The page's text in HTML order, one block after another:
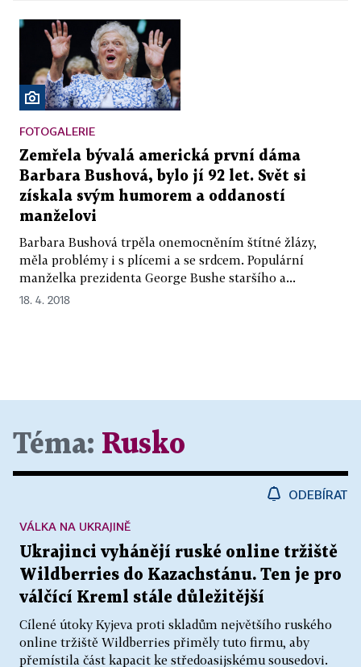
FOTOGALERIE
Zemřela bývalá americká první dáma
Barbara Bushová, bylo jí 92 let. Svět si
získala svým humorem a oddaností
manželovi
Barbara Bushová trpěla onemocněním štítné žlázy,
měla problémy i s plícemi a se srdcem. Populární
manželka prezidenta George Bushe staršího a...
18. 4. 2018
Téma: Rusko
ODEBÍRAT
Ukrajinci vyhánějí ruské online tržiště
Wildberries do Kazachstánu. Ten je pro
válčící Kreml stále důležitější
Cílené útoky Kyjeva proti skladům největšího ruského
online tržiště Wildberries přiměly tuto firmu, aby
přemístila část kapacit ke středoasijskému sousedovi.
VÁLKA NA UKRAJINĚ